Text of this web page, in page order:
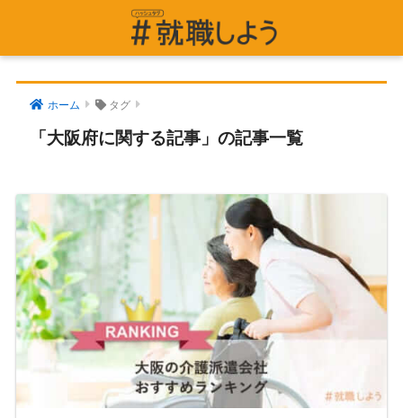
ホーム タグ
「大阪府に関する記事」の記事一覧